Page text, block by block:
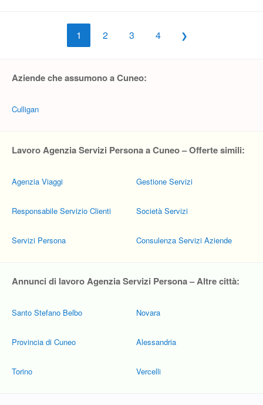
1 2 3 4
Aziende che assumono a Cuneo:
Culligan
Lavoro Agenzia Servizi Persona a Cuneo – Offerte simili:
Agenzia Viaggi
Responsabile Servizio Clienti
Servizi Persona
Gestione Servizi
Società Servizi
Consulenza Servizi Aziende
Annunci di lavoro Agenzia Servizi Persona – Altre città:
Santo Stefano Belbo
Provincia di Cuneo
Torino
Novara
Alessandria
Vercelli